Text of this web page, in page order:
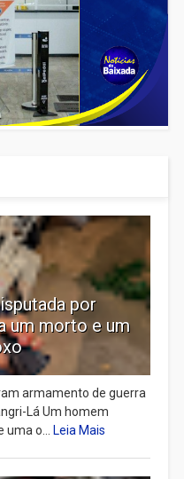
por
um morto e um
armamento de guerra
Lá Um homem
o... Leia Mais